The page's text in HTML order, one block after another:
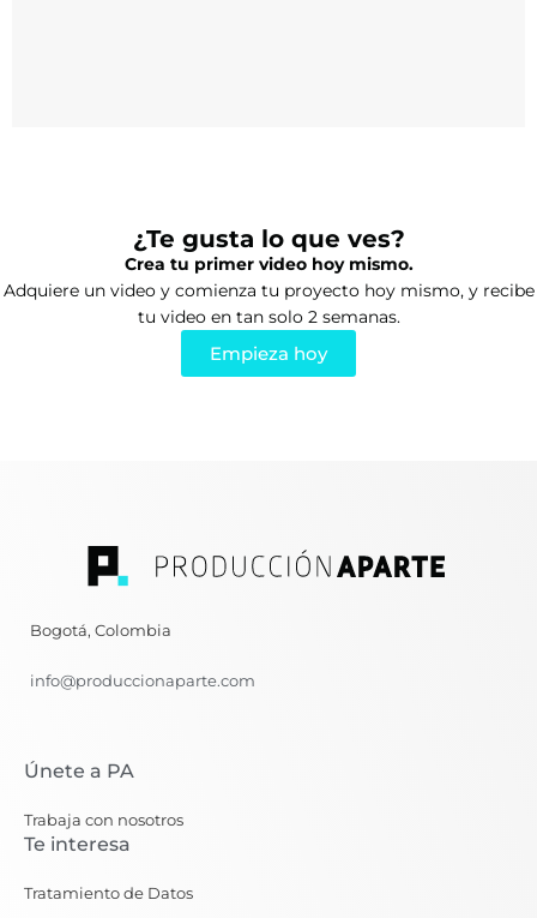
¿Te gusta lo que ves?
Crea tu primer video hoy mismo.
Adquiere un video y comienza tu proyecto hoy mismo, y recibe
tu video en tan solo 2 semanas.
Empieza hoy
Bogotá, Colombia
info@produccionaparte.com
Únete a PA
Trabaja con nosotros
Te interesa
Tratamiento de Datos